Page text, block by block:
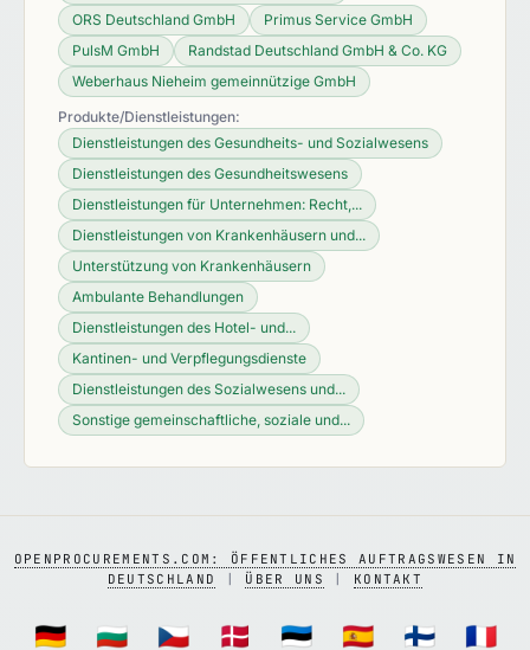
ORS Deutschland GmbH
Primus Service GmbH
PulsM GmbH
Randstad Deutschland GmbH & Co. KG
Weberhaus Nieheim gemeinnützige GmbH
Produkte/Dienstleistungen:
Dienstleistungen des Gesundheits- und Sozialwesens
Dienstleistungen des Gesundheitswesens
Dienstleistungen für Unternehmen: Recht,...
Dienstleistungen von Krankenhäusern und...
Unterstützung von Krankenhäusern
Ambulante Behandlungen
Dienstleistungen des Hotel- und...
Kantinen- und Verpflegungsdienste
Dienstleistungen des Sozialwesens und...
Sonstige gemeinschaftliche, soziale und...
OPENPROCUREMENTS.COM: ÖFFENTLICHES AUFTRAGSWESEN IN
DEUTSCHLAND
ÜBER UNS KONTAKT
🇩🇪 🇧🇬 🇨🇿 🇩🇰 🇪🇪 🇪🇸 🇫🇮 🇫🇷